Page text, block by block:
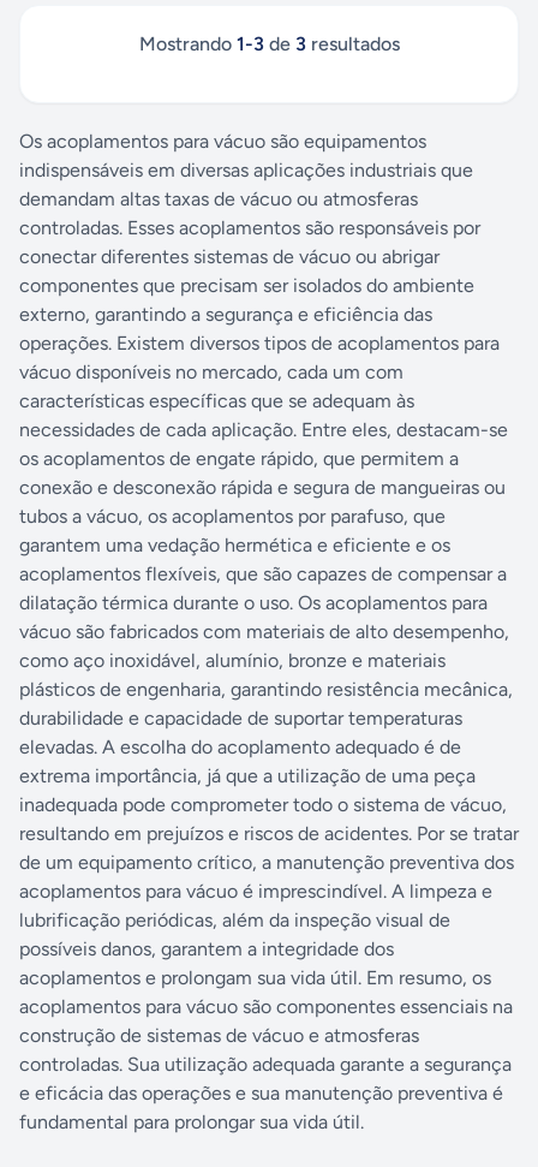
Mostrando 1-3 de 3 resultados
Os acoplamentos para vácuo são equipamentos
indispensáveis em diversas aplicações industriais que
demandam altas taxas de vácuo ou atmosferas
controladas. Esses acoplamentos são responsáveis por
conectar diferentes sistemas de vácuo ou abrigar
componentes que precisam ser isolados do ambiente
externo, garantindo a segurança e eficiência das
operações. Existem diversos tipos de acoplamentos para
vácuo disponíveis no mercado, cada um com
características específicas que se adequam às
necessidades de cada aplicação. Entre eles, destacam-se
os acoplamentos de engate rápido, que permitem a
conexão e desconexão rápida e segura de mangueiras ou
tubos a vácuo, os acoplamentos por parafuso, que
garantem uma vedação hermética e eficiente e os
acoplamentos flexíveis, que são capazes de compensar a
dilatação térmica durante o uso. Os acoplamentos para
vácuo são fabricados com materiais de alto desempenho,
como aço inoxidável, alumínio, bronze e materiais
plásticos de engenharia, garantindo resistência mecânica,
durabilidade e capacidade de suportar temperaturas
elevadas. A escolha do acoplamento adequado é de
extrema importância, já que a utilização de uma peça
inadequada pode comprometer todo o sistema de vácuo,
resultando em prejuízos e riscos de acidentes. Por se tratar
de um equipamento crítico, a manutenção preventiva dos
acoplamentos para vácuo é imprescindível. A limpeza e
lubrificação periódicas, além da inspeção visual de
possíveis danos, garantem a integridade dos
acoplamentos e prolongam sua vida útil. Em resumo, os
acoplamentos para vácuo são componentes essenciais na
construção de sistemas de vácuo e atmosferas
controladas. Sua utilização adequada garante a segurança
e eficácia das operações e sua manutenção preventiva é
fundamental para prolongar sua vida útil.